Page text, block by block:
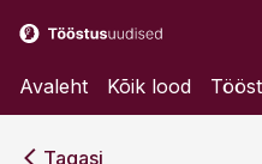
Avaleht Kõik lood
Tagasi